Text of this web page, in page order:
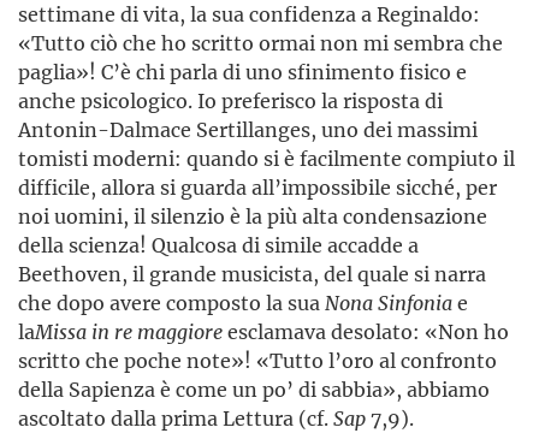
settimane di vita, la sua confidenza a Reginaldo:
«Tutto ciò che ho scritto ormai non mi sembra che
paglia»! C’è chi parla di uno sfinimento fisico e
anche psicologico. Io preferisco la risposta di
Antonin-Dalmace Sertillanges, uno dei massimi
tomisti moderni: quando si è facilmente compiuto il
difficile, allora si guarda all’impossibile sicché, per
noi uomini, il silenzio è la più alta condensazione
della scienza! Qualcosa di simile accadde a
Beethoven, il grande musicista, del quale si narra
che dopo avere composto la sua Nona Sinfoniae
laMissa in re maggioreesclamava desolato: «Non ho
scritto che poche note»! «Tutto l’oro al confronto
della Sapienza è come un po’ di sabbia», abbiamo
ascoltato dalla prima Lettura (cf.Sap7,9).